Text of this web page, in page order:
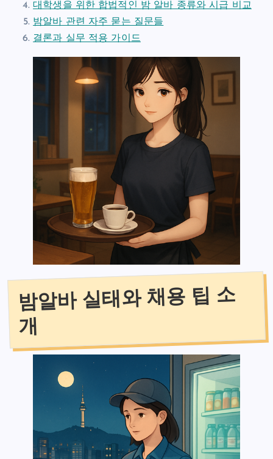
대학생을 위한 합법적인 밤 알바 종류와 시급 비교
밤알바 관련 자주 묻는 질문들
결론과 실무 적용 가이드
밤알바 실태와 채용 팁 소
개